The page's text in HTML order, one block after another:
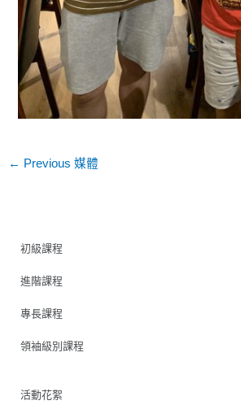
← Previous 媒體
初級課程
進階課程
專長課程
領袖級別課程
活動花絮